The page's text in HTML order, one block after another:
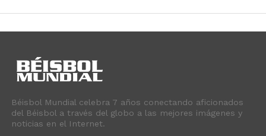
Béisbol Mundial celebra 7 años conectando aficionados
del Béisbol a través del globo a las mejores imágenes y
noticias en el Internet.